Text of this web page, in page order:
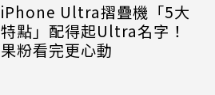
iPhone Ultra摺疊機「5大
特點」配得起Ultra名字！
果粉看完更心動